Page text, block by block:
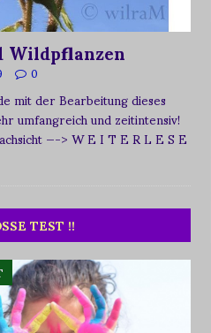
0
mit der Bearbeitung dieses
umfangreich und zeitintensiv!
—-> W E I T E R L E S E
TEST !!